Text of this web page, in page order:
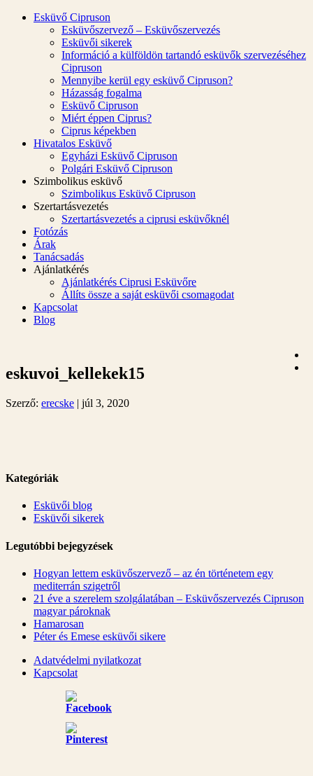
Esküvő Cipruson
Esküvőszervező – Esküvőszervezés
Esküvői sikerek
Információ a külföldön tartandó esküvők szervezéséhez
Cipruson
Mennyibe kerül egy esküvő Cipruson?
Házasság fogalma
Esküvő Cipruson
Miért éppen Ciprus?
Ciprus képekben
Hivatalos Esküvő
Egyházi Esküvő Cipruson
Polgári Esküvő Cipruson
Szimbolikus esküvő
Szimbolikus Esküvő Cipruson
Szertartásvezetés
Szertartásvezetés a ciprusi esküvőknél
Fotózás
Árak
Tanácsadás
Ajánlatkérés
Ajánlatkérés Ciprusi Esküvőre
Állíts össze a saját esküvői csomagodat
Kapcsolat
Blog
eskuvoi_kellekek15
Szerző: erecske | júl 3, 2020
Kategóriák
Esküvői blog
Esküvői sikerek
Legutóbbi bejegyzések
Hogyan lettem esküvőszervező – az én történetem egy
mediterrán szigetről
21 éve a szerelem szolgálatában – Esküvőszervezés Cipruson
magyar pároknak
Hamarosan
Péter és Emese esküvői sikere
Adatvédelmi nyilatkozat
Kapcsolat